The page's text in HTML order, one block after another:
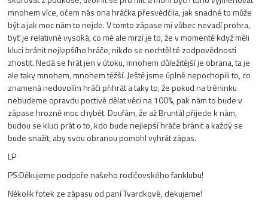
mnohem více, očem nás ona hráčka přesvědčila, jak snadné to může
být a jak moc nám to nejde. V tomto zápase mi vůbec nevadí prohra,
byť je relativně vysoká, co mě ale mrzí je to, že v momentě když měli
kluci bránit nejlepšího hráče, nikdo se nechtěl té zodpovědnosti
zhostit. Nedá se hrát jen v útoku, mnohem důležitější je obrana, ta je
ale taky mnohem, mnohem těžší. Ještě jsme úplně nepochopili to, co
znamená nedovolím hráči přihrát a taky to, že pokud na tréninku
nebudeme opravdu poctivě dělat věci na 100%, pak nám to bude v
zápase hrozně moc chybět. Doufám, že až Bruntál přijede k nám,
budou se kluci prát o to, kdo bude nejlepší hráče bránit a každý se
bude snažit, aby svou obranou pomohl vyhrát zápas.
LP
PS:Děkujeme podpoře našeho rodičovského fanklubu!
Několik fotek ze zápasu od paní Tvardkové, dekujeme!